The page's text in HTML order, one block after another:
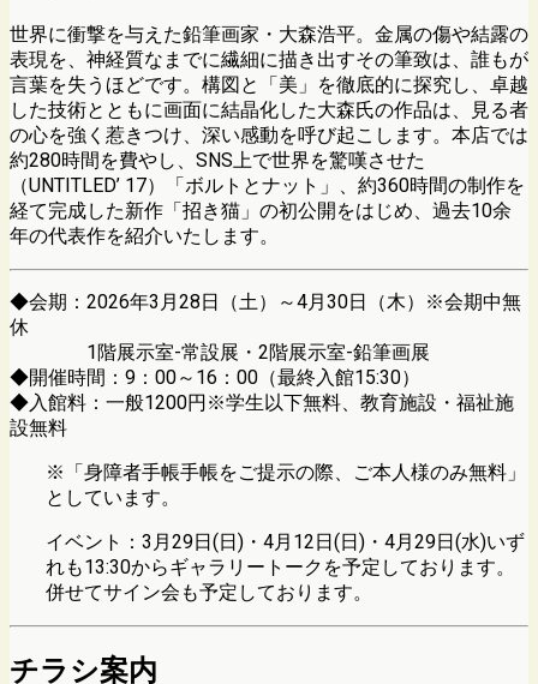
世界に衝撃を与えた鉛筆画家・大森浩平。金属の傷や結露の
表現を、神経質なまでに繊細に描き出すその筆致は、誰もが
言葉を失うほどです。構図と「美」を徹底的に探究し、卓越
した技術とともに画面に結晶化した大森氏の作品は、見る者
の心を強く惹きつけ、深い感動を呼び起こします。本店では
約280時間を費やし、SNS上で世界を驚嘆させた
（UNTITLED’ 17）「ボルトとナット」、約360時間の制作を
経て完成した新作「招き猫」の初公開をはじめ、過去10余
年の代表作を紹介いたします。
◆会期：2026年3月28日（土）～4月30日（木）※会期中無
休
1階展示室-常設展・2階展示室-鉛筆画展
◆開催時間：9：00～16：00（最終入館15:30）
◆入館料：一般1200円※学生以下無料、教育施設・福祉施
設無料
※「身障者手帳手帳をご提示の際、ご本人様のみ無料」
としています。
イベント：3月29日(日)・4月12日(日)・4月29日(水)いず
れも13:30からギャラリートークを予定しております。
併せてサイン会も予定しております。
チラシ案内